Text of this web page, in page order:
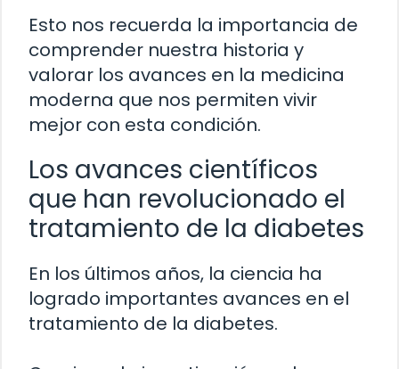
Esto nos recuerda la importancia de
comprender nuestra historia y
valorar los avances en la medicina
moderna que nos permiten vivir
mejor con esta condición.
Los avances científicos
que han revolucionado el
tratamiento de la diabetes
En los últimos años, la ciencia ha
logrado importantes avances en el
tratamiento de la diabetes.